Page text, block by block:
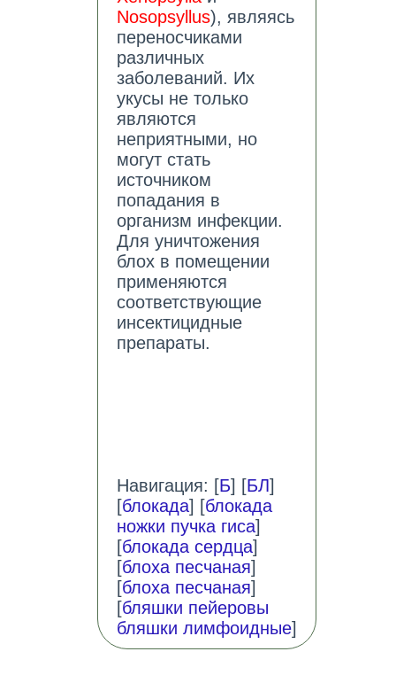
Nosopsyllus), являясь
переносчиками
различных
заболеваний. Их
укусы не только
являются
неприятными, но
могут стать
источником
попадания в
организм инфекции.
Для уничтожения
блох в помещении
применяются
соответствующие
инсектицидные
препараты.
Навигация: [Б] [БЛ]
[блокада] [блокада
ножки пучка гиса]
[блокада сердца]
[блоха песчаная]
[блоха песчаная]
[бляшки пейеровы
бляшки лимфоидные]